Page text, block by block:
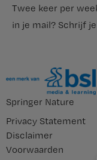
Twee keer per
in je mail? Schrijf
Springer Nature
Privacy Statement
Disclaimer
Voorwaarden